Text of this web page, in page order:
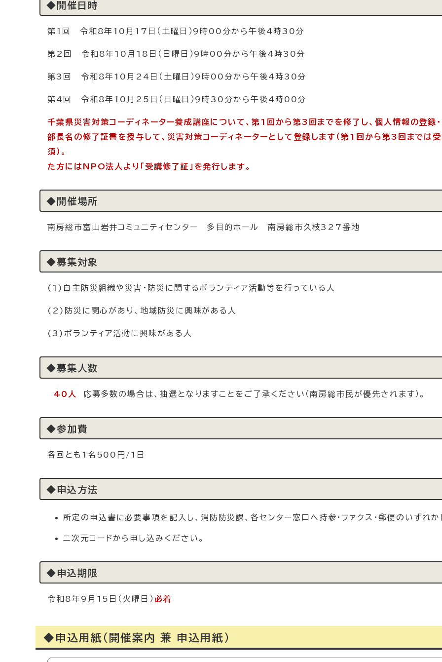
◆開催日時
第1回 令和8年10月17日（土曜日）9時00分から午後4時30分
第2回 令和8年10月18日（日曜日）9時00分から午後4時30分
第3回 令和8年10月24日（土曜日）9時00分から午後4時30分
第4回 令和8年10月25日（日曜日）9時30分から午後4時00分
千葉県災害対策コーディネーター養成講座について、第1回から第3回までを修了し、個人情報の登録
部長名の修了証書を授与して、災害対策コーディネーターとして登録します（第1回から第3回までは
須）
た方にはNPO法人より「受講修了証」を発行します。
◆開催場所
南房総市富山岩井コミュニティセンター 多目的ホール 南房総市久枝327番地
◆募集対象
(1)自主防災組織や災害・防災に関するボランティア活動等を行っている人
(2)防災に関心があり、地域防災に興味がある人
(3)ボランティア活動に興味がある人
◆募集人数
40人 応募多数の場合は、抽選となりますことをご了承ください（南房総市民が優先されます）。
◆参加費
各回とも1名500円/1日
◆申込方法
所定の申込書に必要事項を記入し、消防防災課、各センター窓口へ持参・ファクス・郵便のいずれか
ニ次元コードから申し込みください。
◆申込期限
令和8年9月15日（火曜日） 必着
◆申込用紙（開催案内 兼 申込用紙）